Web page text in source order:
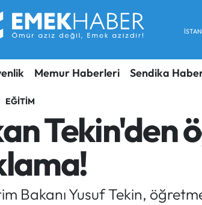
Memur Haberleri Sendika
EĞITIM
Tekin'den
Bakanı Yusuf Tekin,
ve Fikstür